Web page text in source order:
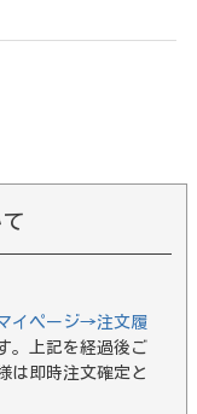
マイページ→注文履
。上記を経過後ご
は即時注文確定と